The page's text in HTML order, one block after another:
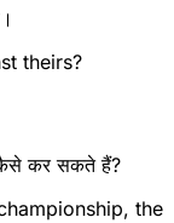
theirs?
कैसे कर सकते हैं?
the